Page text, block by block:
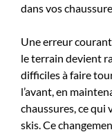
dans vos
Une erreur
le terrain devient
difficiles à faire
l’avant, en
chaussures, ce qui
skis. Ce